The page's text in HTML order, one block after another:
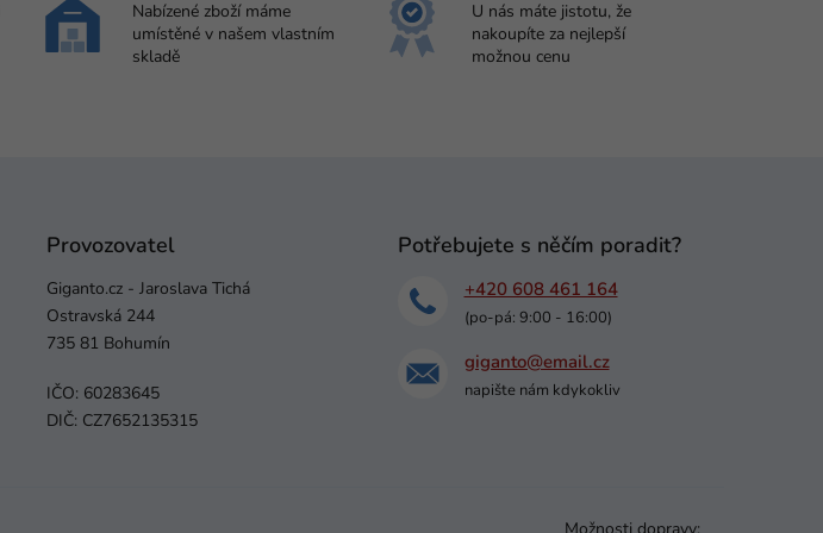
Nabízené zboží máme
umístěné v našem vlastním
skladě
U nás máte jistotu, že
nakoupíte za nejlepší
možnou cenu
Provozovatel
Giganto.cz - Jaroslava Tichá
Ostravská 244
735 81 Bohumín
IČO: 60283645
DIČ: CZ7652135315
Potřebujete s něčím poradit?
+420 608 461 164
(po-pá: 9:00 - 16:00)
giganto@email.cz
napište nám kdykokliv